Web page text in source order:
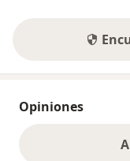
Opiniones